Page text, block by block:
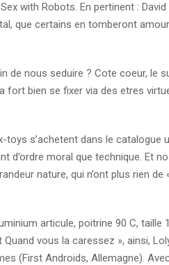
with Robots. En pertinent :
que certains en tomberont
de nous seduire ? Cote coeur, le
fort bien se fixer via des etres
s’achetent dans le catalogue
d’ordre moral que technique. Et
nature, qui n’ont plus rien de
articule, poitrine 90 C, taille
vous la caressez », ainsi,
(First Androids, Allemagne).